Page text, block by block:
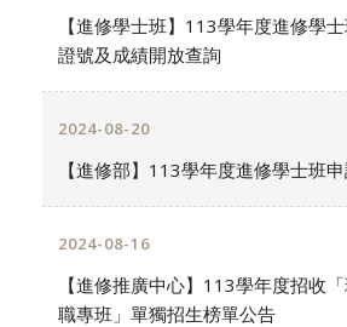
【進修學士班】113學年度進修學
證號及成績開放查詢
2024-08-20
【進修部】113學年度進修學士班
2024-08-16
【進修推廣中心】113學年度招收
職專班」單獨招生榜單公告